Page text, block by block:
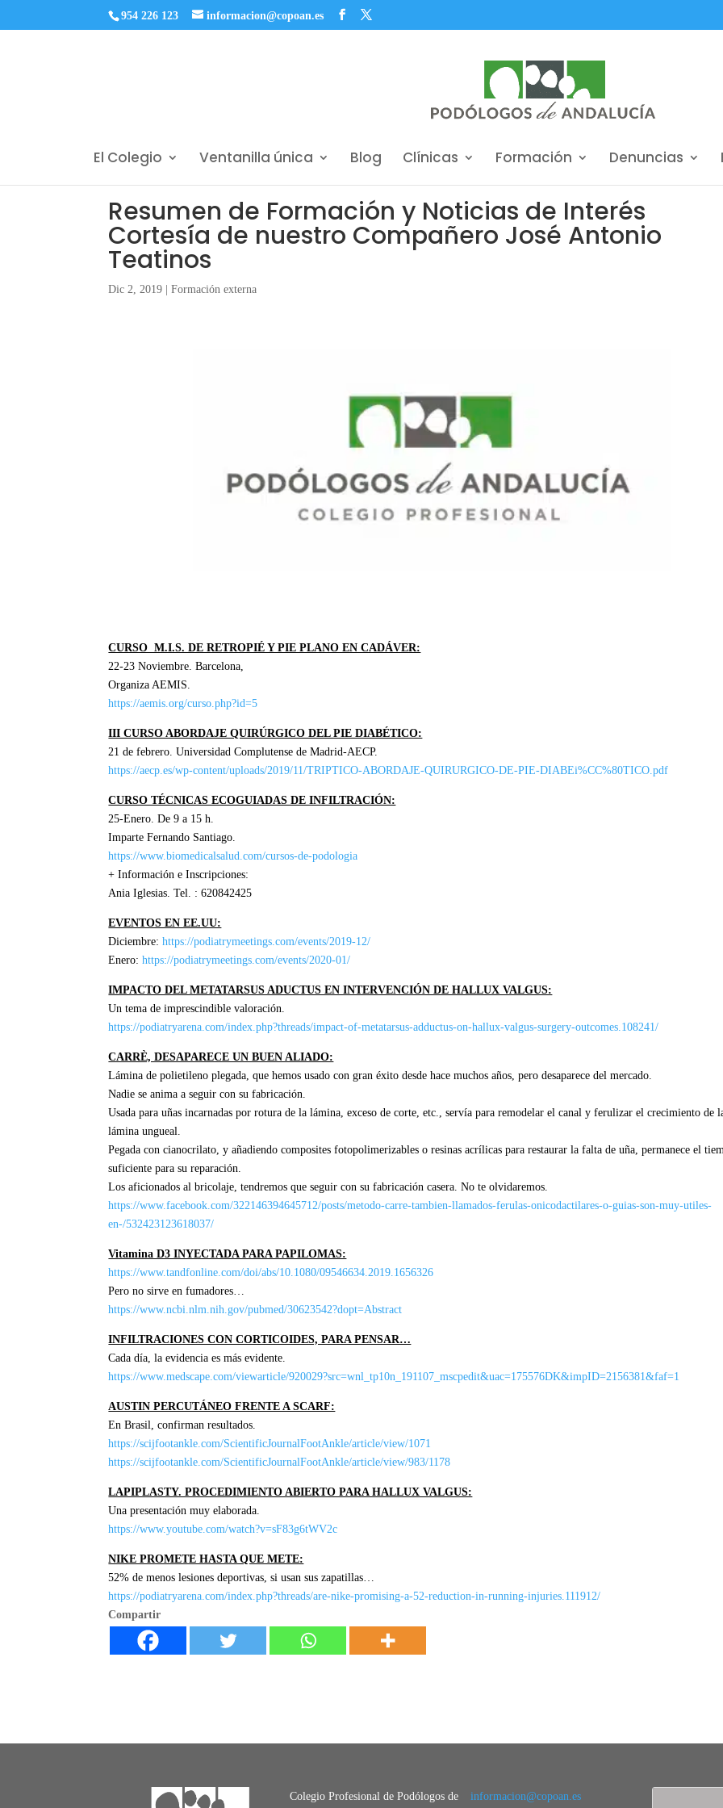
954 226 123 informacion@copoan.es
El Colegio Ventanilla única Blog Clínicas Formación Denuncias
Resumen de Formación y Noticias de Interés
Cortesía de nuestro Compañero José Antonio
Teatinos
Dic 2, 2019 |Formación externa
CURSO M.I.S. DE RETROPIÉ Y PIE PLANO EN CADÁVER:
22-23 Noviembre. Barcelona,
Organiza AEMIS.
https://aemis.org/curso.php?id=5
III CURSO ABORDAJE QUIRÚRGICO DEL PIE DIABÉTICO:
21 de febrero. Universidad Complutense de Madrid-AECP.
https://aecp.es/wp-content/uploads/2019/11/TRIPTICO-ABORDAJE-QUIRURGICO-DE-PIE-DIABEi%CC%80TICO.pdf
CURSO TÉCNICAS ECOGUIADAS DE INFILTRACIÓN:
25-Enero. De 9 a 15 h.
Imparte Fernando Santiago.
https://www.biomedicalsalud.com/cursos-de-podologia
+ Información e Inscripciones:
Ania Iglesias. Tel. : 620842425
EVENTOS EN EE.UU:
Diciembre: https://podiatrymeetings.com/events/2019-12/
Enero: https://podiatrymeetings.com/events/2020-01/
IMPACTO DEL METATARSUS ADUCTUS EN INTERVENCIÓN DE HALLUX VALGUS:
Un tema de imprescindible valoración.
https://podiatryarena.com/index.php?threads/impact-of-metatarsus-adductus-on-hallux-valgus-surgery-outcomes.108241/
CARRÈ, DESAPARECE UN BUEN ALIADO:
Lámina de polietileno plegada, que hemos usado con gran éxito desde hace muchos años, pero desaparece del mercado.
Nadie se anima a seguir con su fabricación.
Usada para uñas incarnadas por rotura de la lámina, exceso de corte, etc., servía para remodelar el canal y ferulizar el crecimiento de
lámina ungueal.
Pegada con cianocrilato, y añadiendo composites fotopolimerizables o resinas acrílicas para restaurar la falta de uña, permanece el
suficiente para su reparación.
Los aficionados al bricolaje, tendremos que seguir con su fabricación casera. No te olvidaremos.
https://www.facebook.com/322146394645712/posts/metodo-carre-tambien-llamados-ferulas-onicodactilares-o-guias-son-muy-utiles-
en-/532423123618037/
Vitamina D3 INYECTADA PARA PAPILOMAS:
https://www.tandfonline.com/doi/abs/10.1080/09546634.2019.1656326
Pero no sirve en fumadores…
https://www.ncbi.nlm.nih.gov/pubmed/30623542?dopt=Abstract
INFILTRACIONES CON CORTICOIDES, PARA PENSAR…
Cada día, la evidencia es más evidente.
https://www.medscape.com/viewarticle/920029?src=wnl_tp10n_191107_mscpedit&uac=175576DK&impID=2156381&faf=1
AUSTIN PERCUTÁNEO FRENTE A SCARF:
En Brasil, confirman resultados.
https://scijfootankle.com/ScientificJournalFootAnkle/article/view/1071
https://scijfootankle.com/ScientificJournalFootAnkle/article/view/983/1178
LAPIPLASTY. PROCEDIMIENTO ABIERTO PARA HALLUX VALGUS:
Una presentación muy elaborada.
https://www.youtube.com/watch?v=sF83g6tWV2c
NIKE PROMETE HASTA QUE METE:
52% de menos lesiones deportivas, si usan sus zapatillas…
https://podiatryarena.com/index.php?threads/are-nike-promising-a-52-reduction-in-running-injuries.111912/
Compartir
Colegio Profesional de Podólogos de informacion@copoan.es